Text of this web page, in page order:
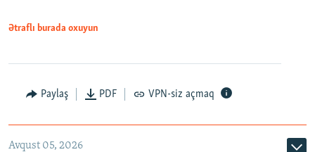
Ətraflı burada oxuyun
Paylaş PDF VPN-siz açmaq
Avqust 05, 2026